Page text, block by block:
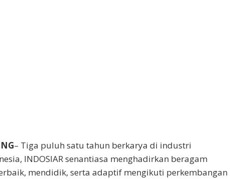
– Tiga puluh satu tahun berkarya di industri
INDOSIAR senantiasa menghadirkan beragam
mendidik, serta adaptif mengikuti perkembangan